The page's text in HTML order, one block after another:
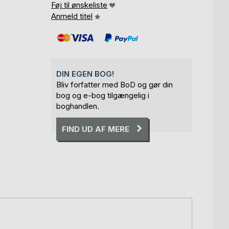
Føj til ønskeliste
Anmeld titel
DIN EGEN BOG!
Bliv forfatter med BoD og gør din
bog og e-bog tilgængelig i
boghandlen.
FIND UD AF MERE